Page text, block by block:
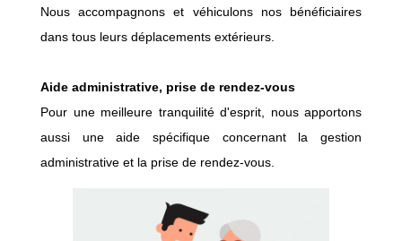
Nous accompagnons et véhiculons nos bénéficiaires
dans tous leurs déplacements extérieurs.
Aide administrative, prise de rendez-vous
Pour une meilleure tranquilité d'esprit, nous apportons
aussi une aide spécifique concernant la gestion
administrative et la prise de rendez-vous.